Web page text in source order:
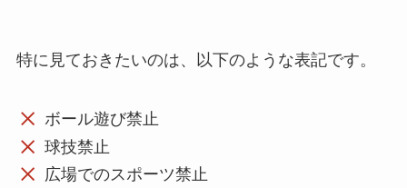
特に見ておきたいのは、以下のような表記です。
ボール遊び禁止
球技禁止
広場でのスポーツ禁止